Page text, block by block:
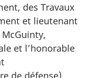
des Travaux
et lieutenant
et l’honorable
de défense),